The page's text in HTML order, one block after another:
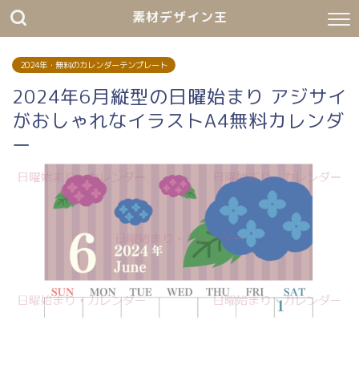
素材デザイン王
2024年・無料のカレンダーテンプレート
2024年6月縦型の日曜始まり アジサイ
がおしゃれなイラストA4無料カレンダ
ー